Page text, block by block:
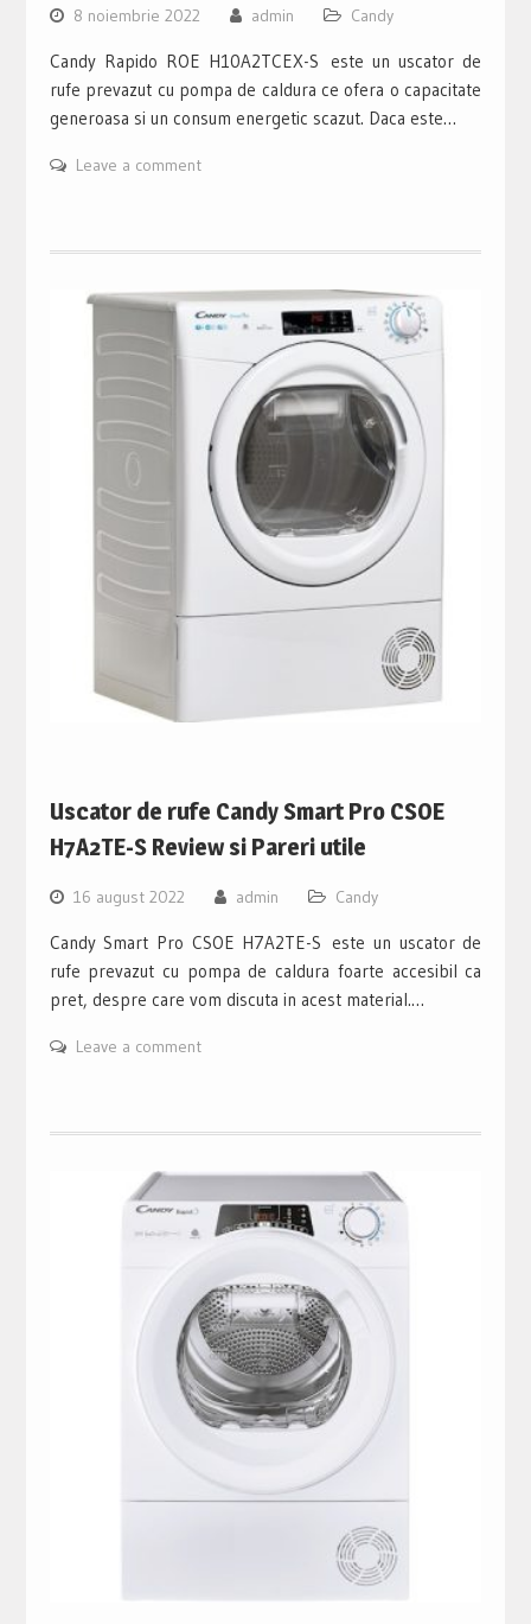
8 noiembrie 2022 admin Candy
Candy Rapido ROE H10A2TCEX-S este un uscator de
rufe prevazut cu pompa de caldura ce ofera o capacitate
generoasa si un consum energetic scazut. Daca este…
Leave a comment
Uscator de rufe Candy Smart Pro CSOE
H7A2TE-S Review si Pareri utile
16 august 2022 admin Candy
Candy Smart Pro CSOE H7A2TE-S este un uscator de
rufe prevazut cu pompa de caldura foarte accesibil ca
pret, despre care vom discuta in acest material.…
Leave a comment